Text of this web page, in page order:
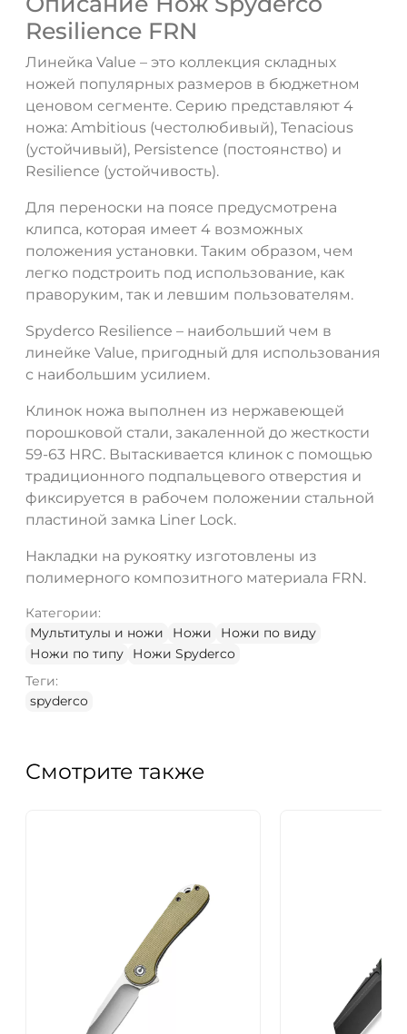
Resilience FRN
Линейка Value – это коллекция складных
ножей популярных размеров в бюджетном
ценовом сегменте. Серию представляют 4
ножа: Ambitious (честолюбивый), Tenacious
(устойчивый), Persistence (постоянство) и
Resilience (устойчивость).
Для переноски на поясе предусмотрена
клипса, которая имеет 4 возможных
положения установки. Таким образом, чем
легко подстроить под использование, как
праворуким, так и левшим пользователям.
Spyderco Resilience – наибольший чем в
линейке Value, пригодный для использования
с наибольшим усилием.
Клинок ножа выполнен из нержавеющей
порошковой стали, закаленной до жесткости
59-63 HRC. Вытаскивается клинок с помощью
традиционного подпальцевого отверстия и
фиксируется в рабочем положении стальной
пластиной замка Liner Lock.
Накладки на рукоятку изготовлены из
полимерного композитного материала FRN.
Категории:
Мультитулы и ножи
Ножи
Ножи по виду
Ножи по типу
Ножи Spyderco
Теги:
spyderco
Смотрите также
ДА НЕТ